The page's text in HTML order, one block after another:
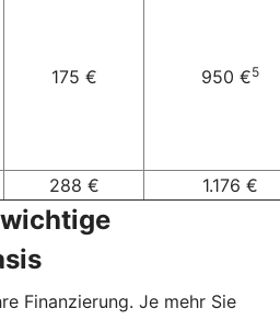
175 € 950 €5
288 € 1.176 €
Finanzierung. Je mehr Sie